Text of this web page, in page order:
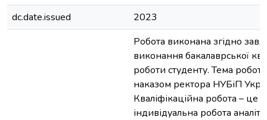
dc.date.issued
2023
Робота виконана згідно
виконання бакалаврської
роботи студенту. Тема
наказом ректора НУБіП
Кваліфікаційна робота – це
індивідуальна робота